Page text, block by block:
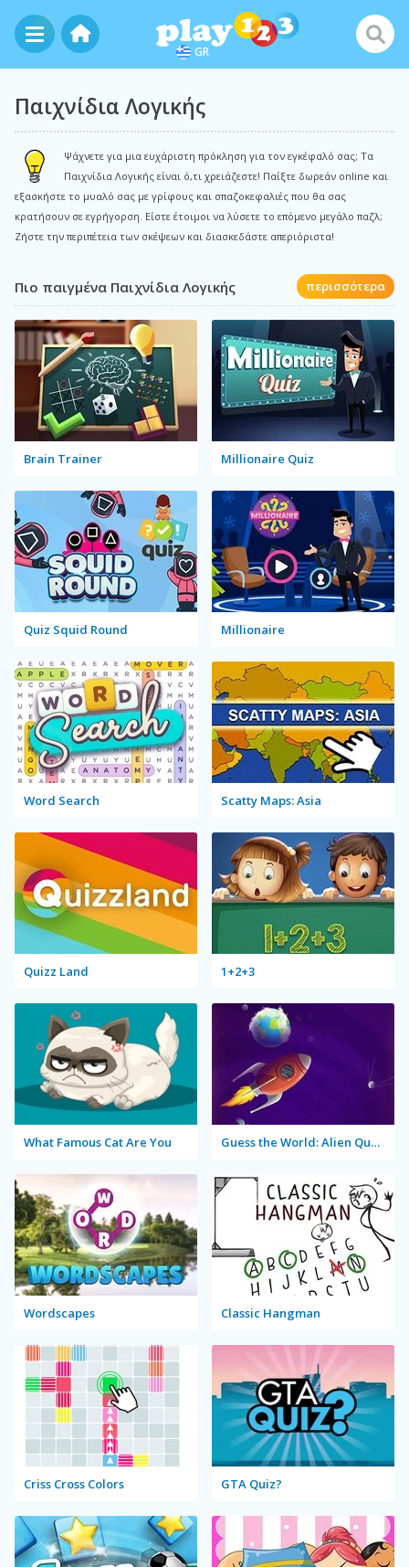
GR
Παιχνίδια Λογικής
Ψάχνετε για μια ευχάριστη πρόκληση για τον εγκέφαλό σας; Τα
Παιχνίδια Λογικής είναι ό,τι χρειάζεστε! Παίξτε δωρεάν online και
εξασκήστε το μυαλό σας με γρίφους και σπαζοκεφαλιές που θα σας
κρατήσουν σε εγρήγορση. Είστε έτοιμοι να λύσετε το επόμενο μεγάλο παζλ;
Ζήστε την περιπέτεια των σκέψεων και διασκεδάστε απεριόριστα!
Πιο παιγμένα Παιχνίδια Λογικής περισσότερα
Brain Trainer Millionaire Quiz
Quiz Squid Round Millionaire
Word Search Scatty Maps: Asia
Quizz Land 1+2+3
What Famous Cat Are You Guess the World: Alien Quest
Wordscapes Classic Hangman
Criss Cross Colors GTA Quiz?